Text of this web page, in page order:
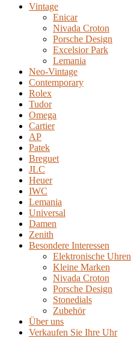
Vintage
Enicar
Nivada Croton
Porsche Design
Excelsior Park
Lemania
Neo-Vintage
Contemporary
Rolex
Tudor
Omega
Cartier
AP
Patek
Breguet
JLC
Heuer
IWC
Lemania
Universal
Damen
Zenith
Besondere Interessen
Elektronische Uhren
Kleine Marken
Nivada Croton
Porsche Design
Stonedials
Zubehör
Über uns
Verkaufen Sie Ihre Uhr